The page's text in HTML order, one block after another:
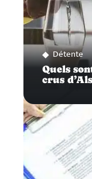
Détente
Quels
crus